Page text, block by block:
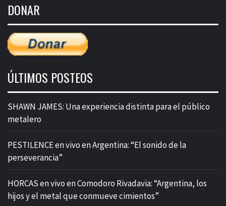
entradas
DONAR
ÚLTIMOS POSTEOS
SHAWN JAMES: Una experiencia distinta para el público
metalero
PESTILENCE en vivo en Argentina: “El sonido de la
perseverancia”
HORCAS en vivo en Comodoro Rivadavia: “Argentina, los
hijos y el metal que conmueve cimientos”